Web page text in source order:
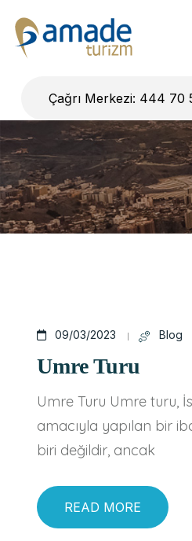
Çağrı Merkezi: 444 70
09/03/2023 Blog
Umre Turu
Umre Turu Umre turu,
amacıyla yapılan bir
biri değildir, ancak
READ MORE